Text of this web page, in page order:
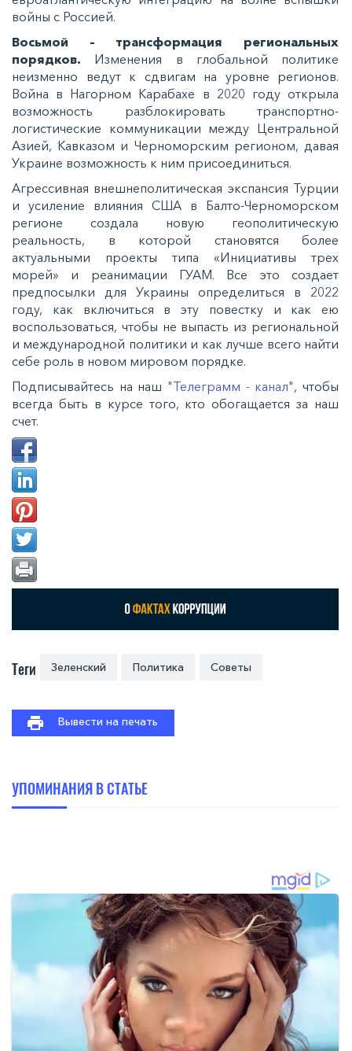
войны с Россией.
Восьмой – трансформация региональных
порядков.
Изменения в глобальной политике
неизменно ведут к сдвигам на уровне регионов.
Война в Нагорном Карабахе в 2020 году открыла
возможность разблокировать транспортно-
логистические коммуникации между Центральной
Азией, Кавказом и Черноморским регионом, давая
Украине возможность к ним присоединиться.
Агрессивная внешнеполитическая экспансия Турции
и усиление влияния США в Балто-Черноморском
регионе создала новую геополитическую
реальность, в которой становятся более
актуальными проекты типа «Инициативы трех
морей» и реанимации ГУАМ. Все это создает
предпосылки для Украины определиться в 2022
году, как включиться в эту повестку и как ею
воспользоваться, чтобы не выпасть из региональной
и международной политики и как лучше всего найти
себе роль в новом мировом порядке.
Подписывайтесь на наш "Телеграмм - канал", чтобы
всегда быть в курсе того, кто обогащается за наш
счет.
Теги Зеленский Политика Советы
Вывести на печать
УПОМИНАНИЯ В СТАТЬЕ